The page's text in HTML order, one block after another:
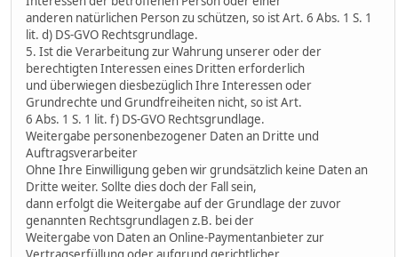
anderen natürlichen Person zu schützen, so ist Art. 6 Abs. 1 S. 1
lit. d) DS-GVO Rechtsgrundlage.
5. Ist die Verarbeitung zur Wahrung unserer oder der
berechtigten Interessen eines Dritten erforderlich
und überwiegen diesbezüglich Ihre Interessen oder
Grundrechte und Grundfreiheiten nicht, so ist Art.
6 Abs. 1 S. 1 lit. f) DS-GVO Rechtsgrundlage.
Weitergabe personenbezogener Daten an Dritte und
Auftragsverarbeiter
Ohne Ihre Einwilligung geben wir grundsätzlich keine Daten an
Dritte weiter. Sollte dies doch der Fall sein,
dann erfolgt die Weitergabe auf der Grundlage der zuvor
genannten Rechtsgrundlagen z.B. bei der
Weitergabe von Daten an Online-Paymentanbieter zur